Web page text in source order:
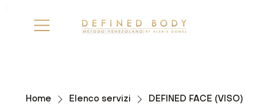
Home Elenco servizi DEFINED FACE (VISO)